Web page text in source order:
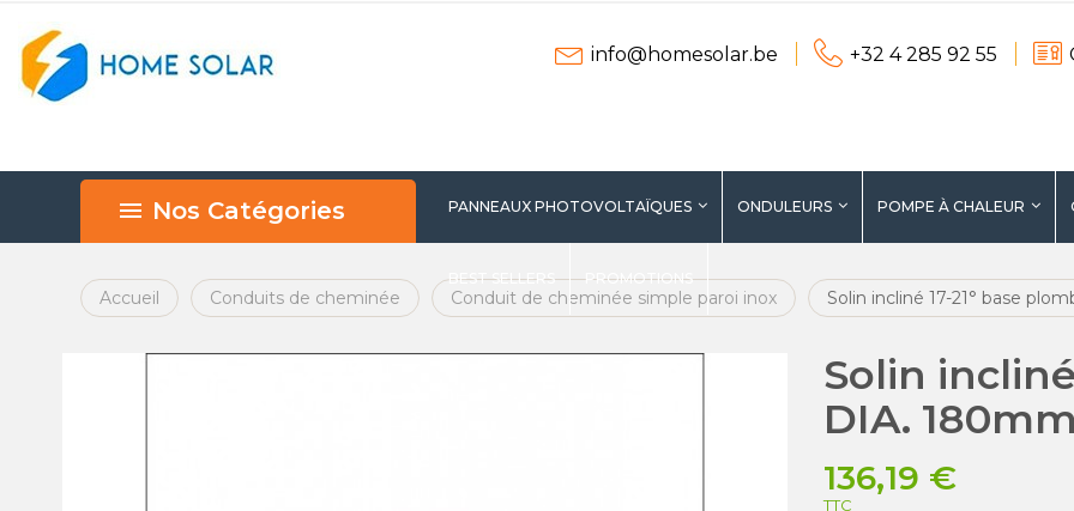
info@homesolar.be +32 4 285 92 55
Nos Catégories PANNEAUX PHOTOVOLTAÏQUES ONDULEURS POMPE À CHALEUR
BEST SELLERS PROMOTIONS
Accueil Conduits de cheminée Conduit de cheminée simple paroi inox Solin incliné 17-21° base
Solin
DIA.
136,19 €
TTC